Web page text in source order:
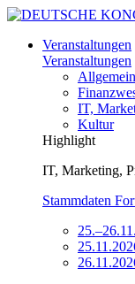
Veranstaltungen
Veranstaltungen
Allgemein
IT,
Kultur
Highlight
IT, Marketing,
Stammdaten